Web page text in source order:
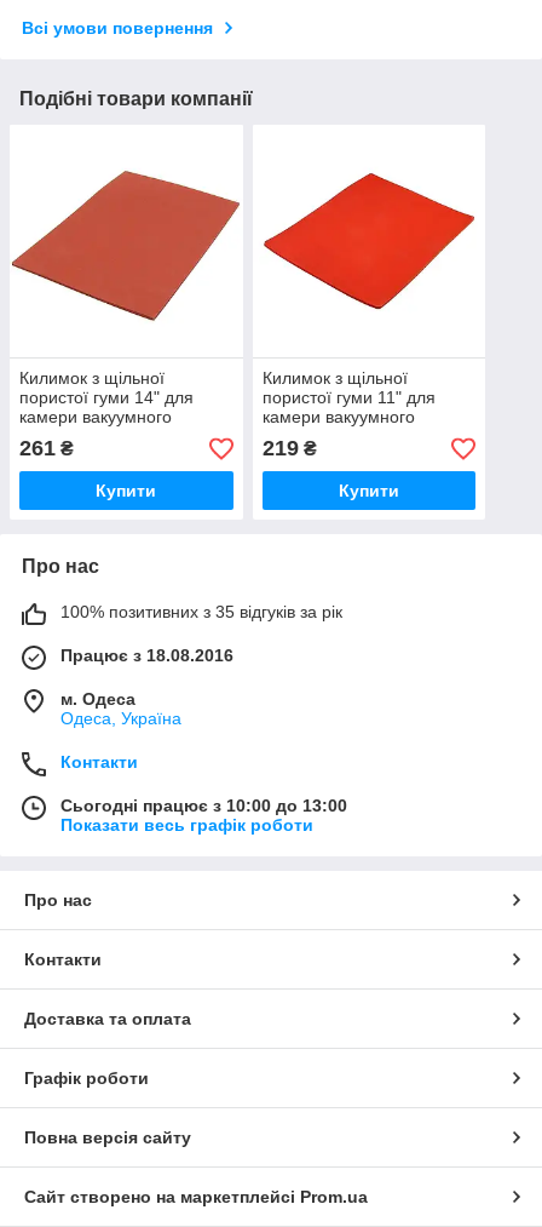
Всі умови повернення
Подібні товари компанії
Килимок з щільної
пористої гуми 14" для
камери вакуумного
ламінатора (250х200 мм)
261 ₴
Купити
Килимок з щільної
пористої гуми 11" для
камери вакуумного
ламінатора (230х180 мм)
219₴
Купити
Про нас
100% позитивних з 35 відгуків за рік
Працює з 18.08.2016
м. Одеса
Одеса, Україна
Контакти
Сьогодні працює з 10:00 до 13:00
Показати весь графік роботи
Про нас
Контакти
Доставка та оплата
Графік роботи
Повна версія сайту
Сайт створено на маркетплейсі Prom.ua